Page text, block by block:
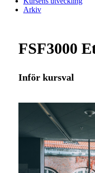
Arkiv
FSF3000
Inför kursval